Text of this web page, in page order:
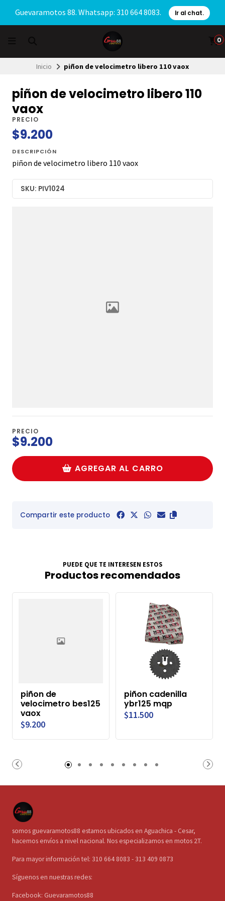
Guevaramotos 88. Whatsapp: 310 664 8083. Ir al chat.
0
Inicio piñon de velocimetro libero 110 vaox
piñon de velocimetro libero 110
vaox
PRECIO
$9.200
DESCRIPCIÓN
piñon de velocimetro libero 110 vaox
SKU: PIV1024
PRECIO
$9.200
AGREGAR AL CARRO
Compartir este producto
PUEDE QUE TE INTERESEN ESTOS
Productos recomendados
piñon de
velocimetro bes125
vaox
$9.200
piñon cadenilla
ybr125 mqp
$11.500
somos guevaramotos88 estamos ubicados en Aguachica - Cesar,
hacemos envíos a nivel nacional. Nos especializamos en motos 2T.
Para mayor información tel: 310 664 8083 - 313 409 0873
Síguenos en nuestras redes:
Facebook: Guevaramotos88